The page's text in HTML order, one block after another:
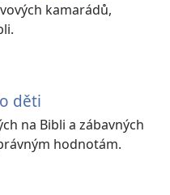
kamarádů,
děti
na Bibli a zábavných
hodnotám.